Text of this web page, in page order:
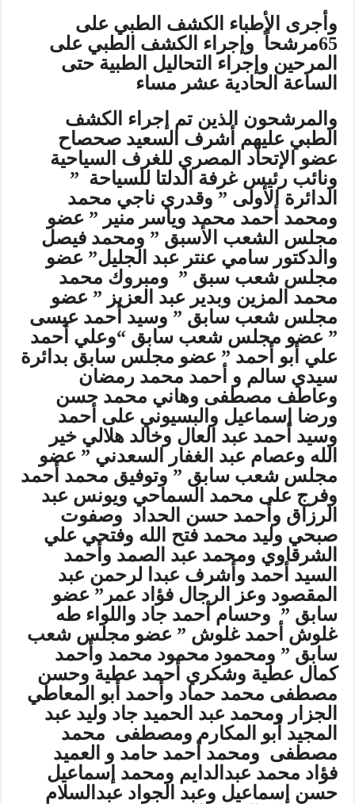
وأجرى الأطباء الكشف الطبي على
65مرشحاً وإجراء الكشف الطبي على
المرحين وإجراء التحاليل الطبية حتى
الساعة الحادية عشر مساء
والمرشحون الذين تم إجراء الكشف
الطبي عليهم أشرف السعيد صحصاح
عضو الإتحاد المصري للغرف السياحية
ونائب رئيس غرفة الدلتا للسياحة ”
الدائرة الأولى ” وقدري ناجي محمد
ومحمد أحمد محمد وياسر منير ” عضو
مجلس الشعب الأسبق ” ومحمد فيصل
والدكتور سامي عنتر عبد الجليل” عضو
مجلس شعب سبق ” ومبروك محمد
محمد المزين وبدير عبد العزيز ” عضو
مجلس شعب سابق ” وسيد أحمد عيسى
” عضو مجلس شعب سابق “وعلي أحمد
علي أبو أحمد ” عضو مجلس سابق بدائرة
سيدي سالم و أحمد محمد رمضان
وعاطف مصطفى وهاني محمد حسن
ورضا إسماعيل والبسيوني على أحمد
وسيد أحمد عبد العال وخالد هلالي خير
الله وعصام عبد الغفار السعدني ” عضو
مجلس شعب سابق ” وتوفيق محمد أحمد
وفرج على محمد السماحي ويونس عبد
الرزاق وأحمد حسن الحداد وصفوت
صبحي وليد محمد فتح الله وفتحي علي
الشرقاوي ومحمد عبد الصمد وأحمد
السيد أحمد وأشرف عبدا لرحمن عبد
المقصود وعز الرجال فؤاد عمر” عضو
سابق ” وحسام أحمد جاد واللواء طه
غلوش أحمد غلوش ” عضو مجلس شعب
سابق ” ومحمود محمود محمد وأحمد
كمال عطية وشكري أحمد عطية وحسن
مصطفى محمد حماد وأحمد أبو المعاطي
الجزار ومحمد عبد الحميد جاد وليد عبد
المجيد أبو المكارم ومصطفى محمد
مصطفى ومحمد أحمد حامد و العميد
فؤاد محمد عبدالدايم ومحمد إسماعيل
حسن إسماعيل وعبد الجواد عبدالسلام